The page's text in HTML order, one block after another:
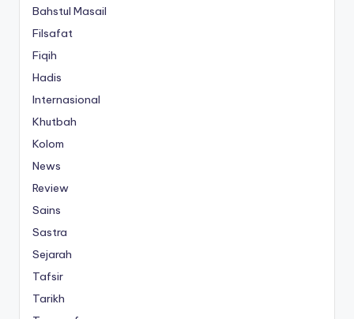
Bahstul Masail
Filsafat
Fiqih
Hadis
Internasional
Khutbah
Kolom
News
Review
Sains
Sastra
Sejarah
Tafsir
Tarikh